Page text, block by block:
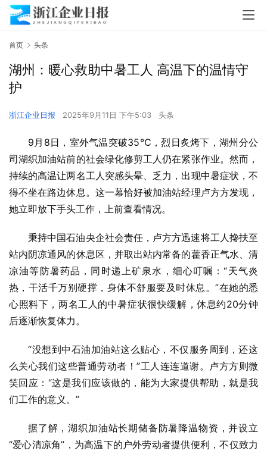
首页 头条
湖州：暖心救助中暑工人 高温下的温情守
护
浙江企业日报 2025年9月11日 下午5:03 头条
9月8日，室外气温突破35℃，烈日炙烤下，湖州分公
司湖织加油站前的社会绿化修剪工人仍在紧张作业。然而，
持续的高温让两名工人突感头晕、乏力，出现中暑症状，不
得不坐在路边休息。这一幕恰好被加油站经理卢方方发现，
她立即放下手头工作，上前查看情况。
秉持中国石油央企社会责任，卢方方迅速将工人搀扶至
站内阴凉通风的休息区，并取出站内常备的藿香正气水、清
凉油等防暑药品，同时递上矿泉水，细心叮嘱：“天气炎
热，干活千万别硬撑，身体不舒服要及时休息。”在她的悉
心照料下，两名工人的中暑症状很快缓解，休息约20分钟
后逐渐恢复体力。
“没想到中石油加油站这么贴心，不仅服务周到，还这
么关心我们这些普通劳动者！”工人连连道谢。卢方方则微
笑回应：“这是我们应该做的，能为大家提供帮助，就是我
们工作的意义。”
据了解，湖织加油站长期储备防暑降温物资，并设立
“爱心清凉角”，为高温下的户外劳动者提供便利，不仅致力